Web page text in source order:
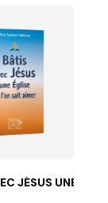
JÉSUS UNE